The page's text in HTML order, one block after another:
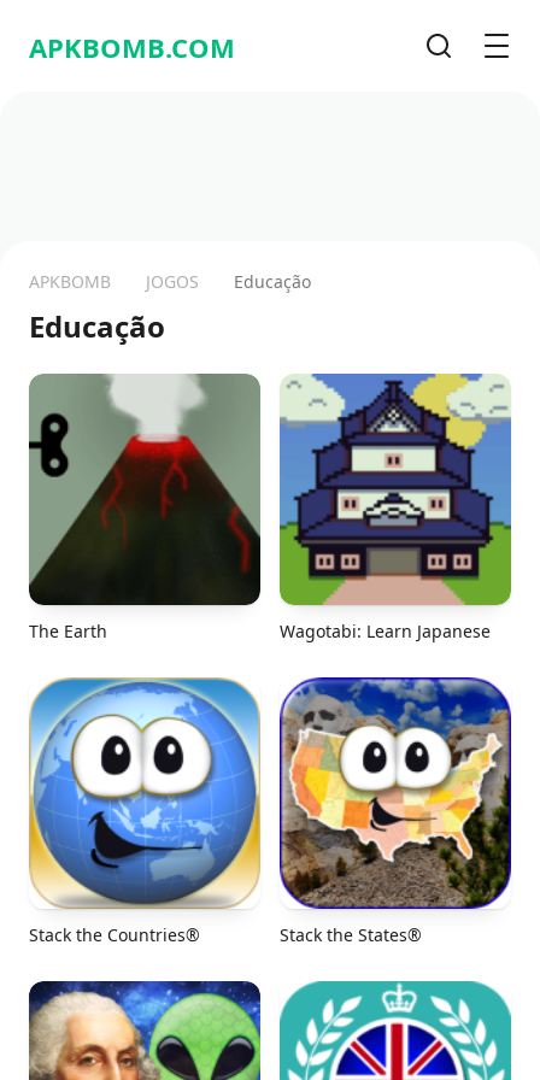
APKBOMB.COM
APKBOMB JOGOS Educação
Educação
The Earth Wagotabi: Learn Japanese
Stack the Countries® Stack the States®